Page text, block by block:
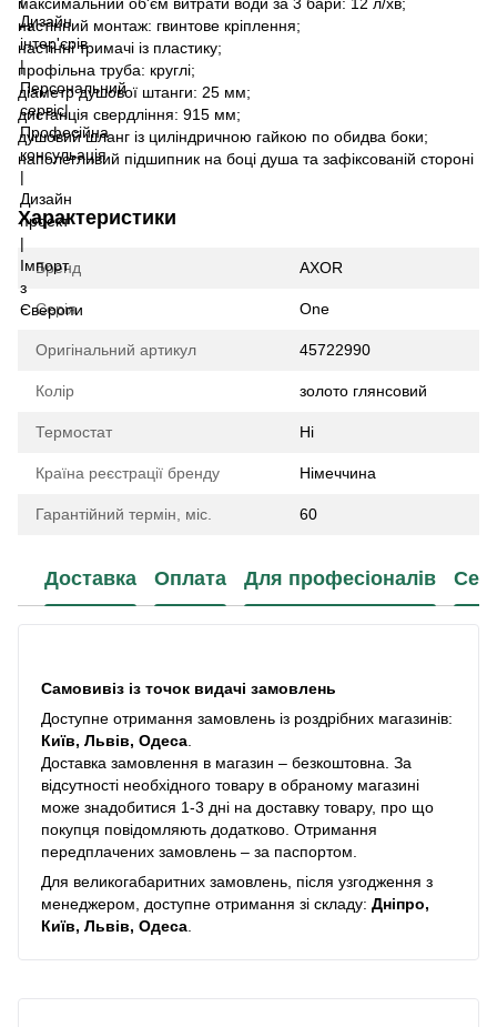
настінний монтаж: гвинтове кріплення;
настінні тримачі із пластику;
профільна труба: круглі;
діаметр душової штанги: 25 мм;
дистанція свердління: 915 мм;
душовий шланг із циліндричною гайкою по обидва боки;
наполегливий підшипник на боці душа та зафіксованій стороні
Характеристики
Бренд AXOR
Серія One
Оригінальний артикул 45722990
Колір золото глянсовий
Термостат Ні
Країна реєстрації бренду Німеччина
Гарантійний термін, міс. 60
Доставка Оплата Для професіоналів
Самовивіз із точок видачі замовлень
Доступне отримання замовлень із роздрібних магазинів:
Київ, Львів, Одеса
Доставка замовлення в магазин – безкоштовна. За
відсутності необхідного товару в обраному магазині
може знадобитися 1-3 дні на доставку товару, про що
покупця повідомляють додатково. Отримання
передплачених замовлень – за паспортом.
Для великогабаритних замовлень, після узгодження з
менеджером, доступне отримання зі складу: Дніпро,
Київ, Львів, Одеса